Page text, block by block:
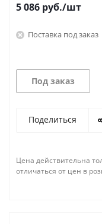
5 086 руб./шт
Поставка под заказ
Под заказ
Поделиться
Цена действительна
отличаться от цен в